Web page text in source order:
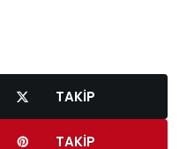
TAKIP
TAKIP